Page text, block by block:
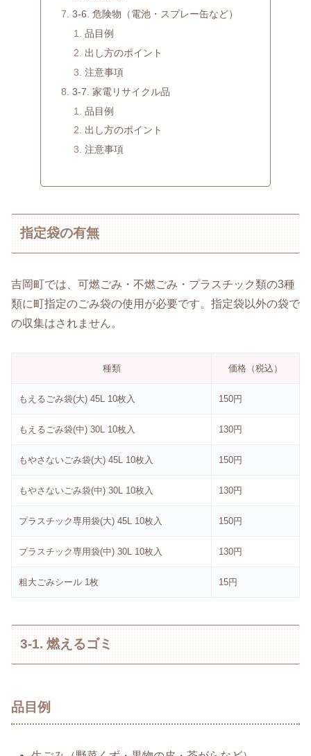
3-6. 危険物（電池・スプレー缶など）
品目例
出し方のポイント
注意事項
3-7. 家電リサイクル品
品目例
出し方のポイント
注意事項
指定袋の有無
吉岡町では、可燃ごみ・不燃ごみ・プラスチック類の3種
類に町指定のごみ袋の使用が必要です。指定袋以外の袋で
の収集はされません。
種類 価格（税込）
もえるごみ袋(大) 45L 10枚入 150円
もえるごみ袋(中) 30L 10枚入 130円
もやさないごみ袋(大) 45L 10枚入 150円
もやさないごみ袋(中) 30L 10枚入 130円
プラスチック専用袋(大) 45L 10枚入 150円
プラスチック専用袋(中) 30L 10枚入 130円
粗大ごみシール 1枚 15円
3-1. 燃えるゴミ
品目例